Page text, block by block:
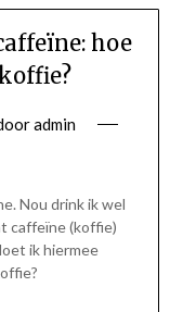
hoe
admin
Nou drink ik wel
caffeïne (koffie)
ik hiermee